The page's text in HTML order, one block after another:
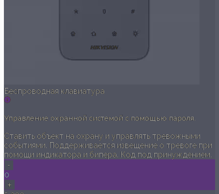
Беспроводная клавиатура
Управление охранной системой с помощью пароля.
Ставить объект на охрану и управлять тревожными
событиями. Поддерживается извещение о тревоге при
помощи индикатора и бипера. Код под принуждением.
-
0
+